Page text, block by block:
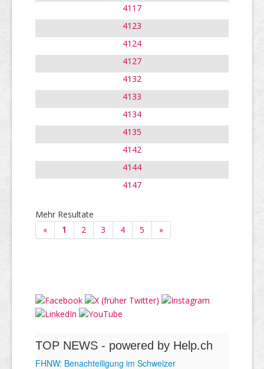
4117
4123
4124
4127
4132
4133
4134
4135
4142
4144
4147
Mehr Resultate
«
1 2 3 4 5 »